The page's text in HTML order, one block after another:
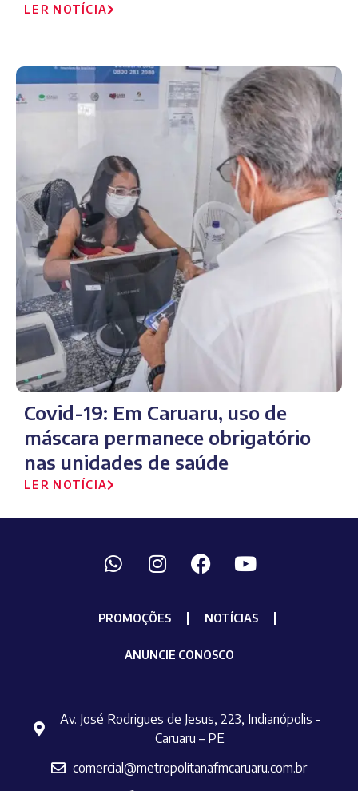
LER NOTÍCIA
Covid-19: Em Caruaru, uso de
máscara permanece obrigatório
nas unidades de saúde
LER NOTÍCIA
PROMOÇÕES NOTÍCIAS
ANUNCIE CONOSCO
Av. José Rodrigues de Jesus, 223, Indianópolis -
Caruaru – PE
comercial@metropolitanafmcaruaru.com.br